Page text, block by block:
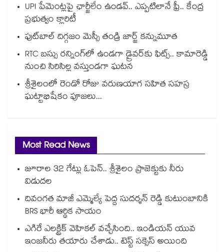
UPI పేమెంట్లపై ఛార్జీలేం ఉండవ్.. ఎప్పటిలానే ఫ్రీ.. కేంద్ర
ప్రభుత్వం క్లారిటీ
ఫుట్‎బాల్ దిగ్గజం మెస్సీ తండ్రి జార్జ్ కన్నుమూత
RTC బస్సు రన్నింగ్⁫లో ఉండగా డ్రైవర్‌కు ఫిట్స్.. కామారెడ్డి
నుంచి సిరిసిల్ల వస్తుండగా ఘటన
శ్రీశైలంలో రెండో రోజు వరుణయాగ సహిత సహస్ర
ఘట్టాభిషేకం పూజలు...
Most Read News
జూరాల 32 గేట్లు ఓపెన్.. శ్రీశైలం ప్రాజెక్టుకు నీరు
విడుదల
దివంగత మాజీ ఎమ్మెల్యే పెద్ద సుదర్శన్ రెడ్డి కుటుంబానికి
BRS భారీ ఆర్థిక సాయం
ఎగిరే ఎలక్ట్రిక్ వెహికల్ వచ్చేసింది.. ఇండియన్ యువ
ఇంజనీరు తయారు చేశాడు.. టెస్ట్ సక్సెస్ అయింది